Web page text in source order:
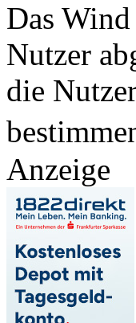
Das
Nutzer
die
Anzeige